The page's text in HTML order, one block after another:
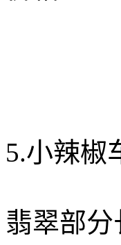
5.小辣椒
翡翠部分